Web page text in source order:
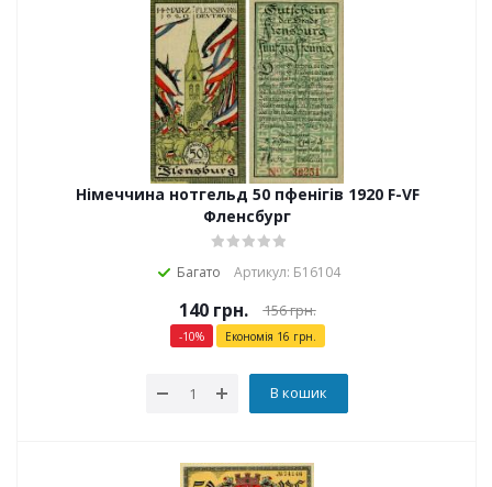
Німеччина нотгельд 50 пфенігів 1920 F-VF
Фленсбург
Багато Артикул: Б16104
140грн. 156грн.
-10% Економія 16 грн.
В кошик